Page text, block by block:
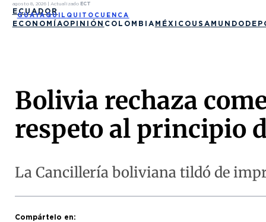
agosto 8, 2026| Actualizado ECT
ECUADOR
GUAYAQUIL QUITO CUENCA
ECONOMÍAOPINIÓN COLOMBIA MÉXICO USA MUNDO
Bolivia rechaza
respeto al principio
La Cancillería boliviana tildó de
Compártelo en: